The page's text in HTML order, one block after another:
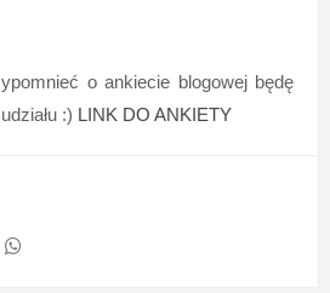
o ankiecie blogowej będę
:) LINK DO ANKIETY